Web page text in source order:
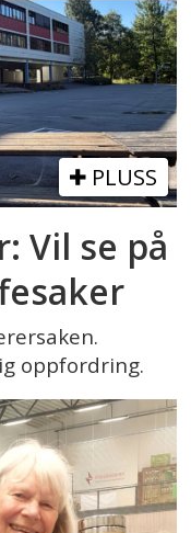
PLUSS
Vil se på
oppfordring.